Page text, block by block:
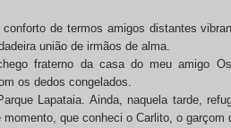
de termos amigos distantes
união de irmãos de alma.
fraterno da casa do meu amigo
os dedos congelados.
Lapataia. Ainda, naquela tarde,
que conheci o Carlito, o